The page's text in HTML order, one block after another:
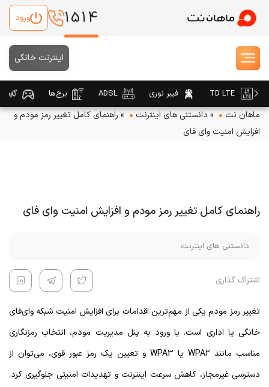
1514 ورود
اینترنت خانگی
TD LTE فیبر نوری ADSL برج‌ها
ماهان نت » دانستنی های اینترنت » راهنمای کامل تغییر رمز مودم و
افزایش امنیت وای فای
راهنمای کامل تغییر رمز مودم و افزایش امنیت وای فای
دانستنی های اینترنت
اشتراک گذاری
تغییر رمز مودم یکی از مهم‌ترین اقدامات برای افزایش امنیت شبکه وای‌فای
خانگی یا اداری است. با ورود به پنل مدیریت مودم، انتخاب رمزنگاری
مناسب مانند WPA2 یا WPA3 و تعیین یک رمز عبور قوی، می‌توان از
دسترسی غیرمجاز، کاهش سرعت اینترنت و تهدیدات امنیتی جلوگیری کرد.